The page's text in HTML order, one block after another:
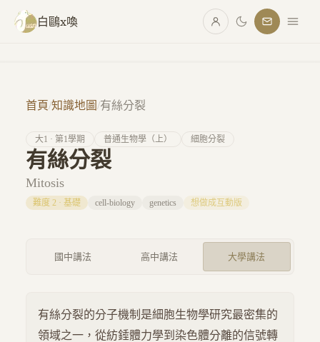
跳至主要內容
白鷗x喚
首頁/知識地圖/有絲分裂
大1 · 第1學期 普通生物學（上） 細胞分裂
有絲分裂
Mitosis
難度 2 · 基礎 cell-biology genetics 想做成互動版
國中講法 高中講法 大學講法
有絲分裂的分子機制是細胞生物學研究最密集的
領域之一，從紡錘體力學到染色體分離的信號轉